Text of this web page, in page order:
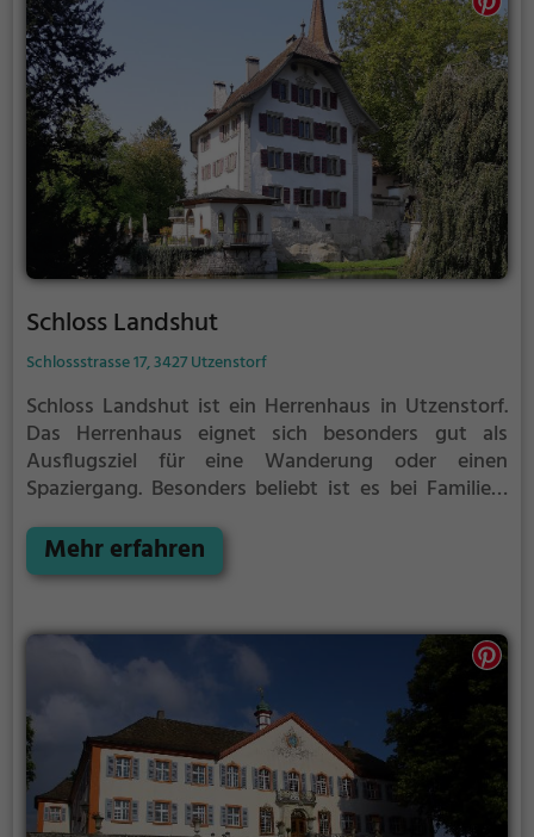
Schloss Landshut
Schlossstrasse 17, 3427 Utzenstorf
Schloss Landshut ist ein Herrenhaus in Utzenstorf.
Das Herrenhaus eignet sich besonders gut als
Ausflugsziel für eine Wanderung oder einen
Spaziergang. Besonders beliebt ist es bei Familien,
offenbart historische Aspekte aus längst
vergangenen Zeiten und bietet einen kleinen
Mehr erfahren